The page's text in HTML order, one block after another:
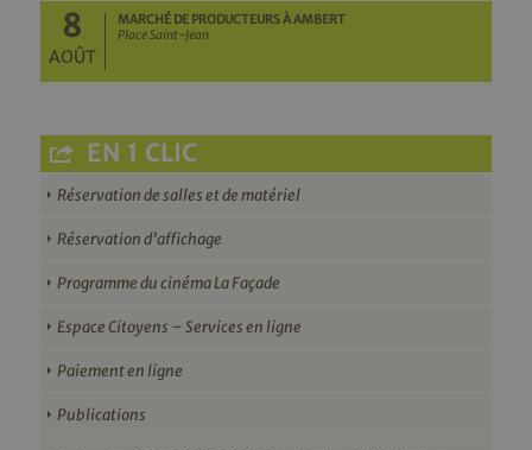
8
AOÛT
MARCHÉ DE PRODUCTEURS À AMBERT
Place Saint-Jean
EN 1 CLIC
Réservation de salles et de matériel
Réservation d’affichage
Programme du cinéma La Façade
Espace Citoyens – Services en ligne
Paiement en ligne
Publications